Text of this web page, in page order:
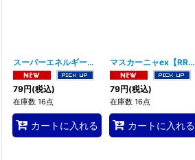
スーパーエネルギー回収【U】〈064/073〉(グッズ)
79円(税込)
在庫数 16点
カートに入れる
マスカーニャex【RR】〈007/073〉(草)
79円(税込)
在庫数 16点
カートに入れる